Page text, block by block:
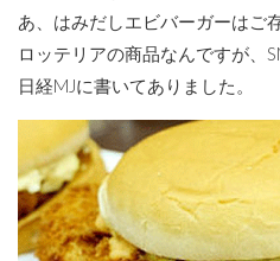
あ、はみだしエビバーガーはご
ロッテリアの商品なんですが、
日経MJに書いてありました。